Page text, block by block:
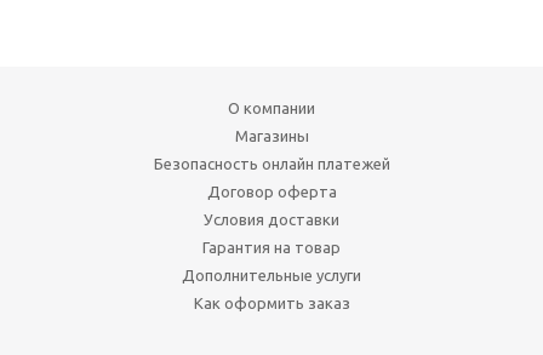
О компании
Магазины
Безопасность онлайн платежей
Договор оферта
Условия доставки
Гарантия на товар
Дополнительные услуги
Как оформить заказ